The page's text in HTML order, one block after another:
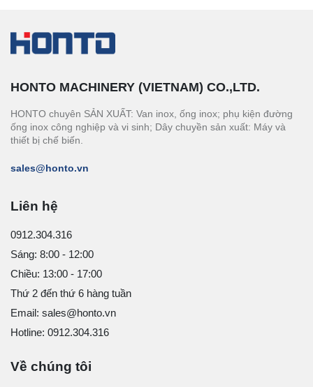
HONTO MACHINERY (VIETNAM) CO.,LTD.
HONTO chuyên SẢN XUẤT: Van inox, ống inox; phụ kiện đường
ống inox công nghiệp và vi sinh; Dây chuyền sản xuất: Máy và
thiết bị chế biến.
sales@honto.vn
Liên hệ
0912.304.316
Sáng: 8:00 - 12:00
Chiều: 13:00 - 17:00
Thứ 2 đến thứ 6 hàng tuần
Email: sales@honto.vn
Hotline: 0912.304.316
Về chúng tôi